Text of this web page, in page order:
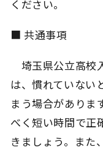
ください。
■ 共通事項
埼玉県公立高校
は、慣れていない
まう場合がありま
べく短い時間で正
きましょう。また